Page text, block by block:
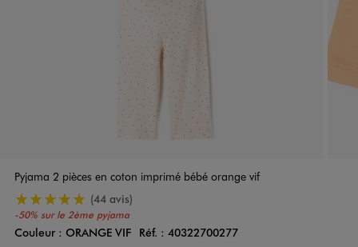
Pyjama 2 pièces en coton imprimé bébé orange vif
-50% sur le 2ème pyjama
5/5 de moyenne(44 avis)
Couleur
Couleur : ORANGE VIF Réf. : 40322700277